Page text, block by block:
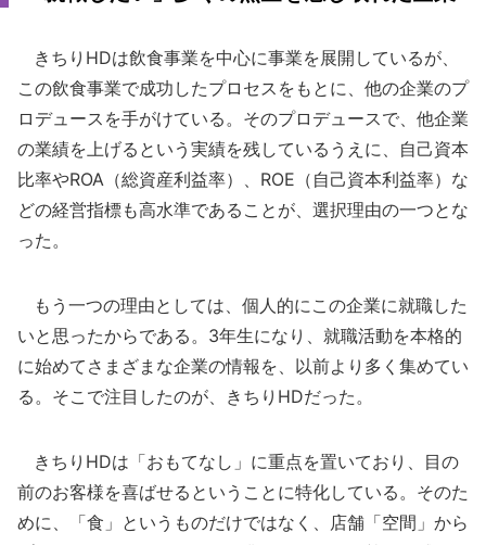
きちりHDは飲食事業を中心に事業を展開しているが、
この飲食事業で成功したプロセスをもとに、他の企業のプ
ロデュースを手がけている。そのプロデュースで、他企業
の業績を上げるという実績を残しているうえに、自己資本
比率やROA（総資産利益率）、ROE（自己資本利益率）な
どの経営指標も高水準であることが、選択理由の一つとな
った。
もう一つの理由としては、個人的にこの企業に就職した
いと思ったからである。3年生になり、就職活動を本格的
に始めてさまざまな企業の情報を、以前より多く集めてい
る。そこで注目したのが、きちりHDだった。
きちりHDは「おもてなし」に重点を置いており、目の
前のお客様を喜ばせるということに特化している。そのた
めに、「食」というものだけではなく、店舗「空間」から